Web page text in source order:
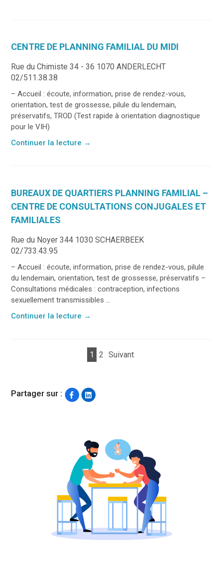
CENTRE DE PLANNING FAMILIAL DU MIDI
Rue du Chimiste 34 - 36 1070 ANDERLECHT
02/511.38.38
– Accueil : écoute, information, prise de rendez-vous,
orientation, test de grossesse, pilule du lendemain,
préservatifs, TROD (Test rapide à orientation diagnostique
pour le VIH)
Continuer la lecture →
BUREAUX DE QUARTIERS PLANNING FAMILIAL –
CENTRE DE CONSULTATIONS CONJUGALES ET
FAMILIALES
Rue du Noyer 344 1030 SCHAERBEEK
02/733.43.95
– Accueil : écoute, information, prise de rendez-vous, pilule
du lendemain, orientation, test de grossesse, préservatifs –
Consultations médicales : contraception, infections
sexuellement transmissibles ...
Continuer la lecture →
1 2 Suivant
Partager sur :